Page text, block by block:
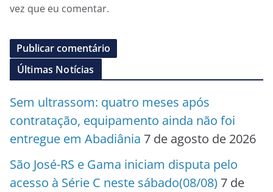
vez que eu comentar.
Últimas Notícias
Sem ultrassom: quatro meses após
contratação, equipamento ainda não foi
entregue em Abadiânia 7 de agosto de 2026
São José-RS e Gama iniciam disputa pelo
acesso à Série C neste sábado(08/08) 7 de